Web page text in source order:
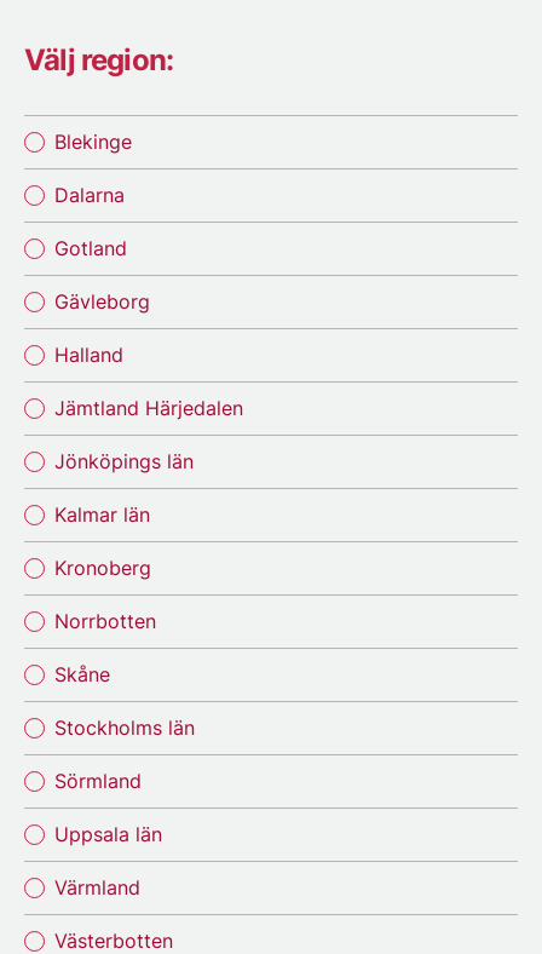
Välj region:
Blekinge
Dalarna
Gotland
Gävleborg
Halland
Jämtland Härjedalen
Jönköpings län
Kalmar län
Kronoberg
Norrbotten
Skåne
Stockholms län
Sörmland
Uppsala län
Värmland
Västerbotten